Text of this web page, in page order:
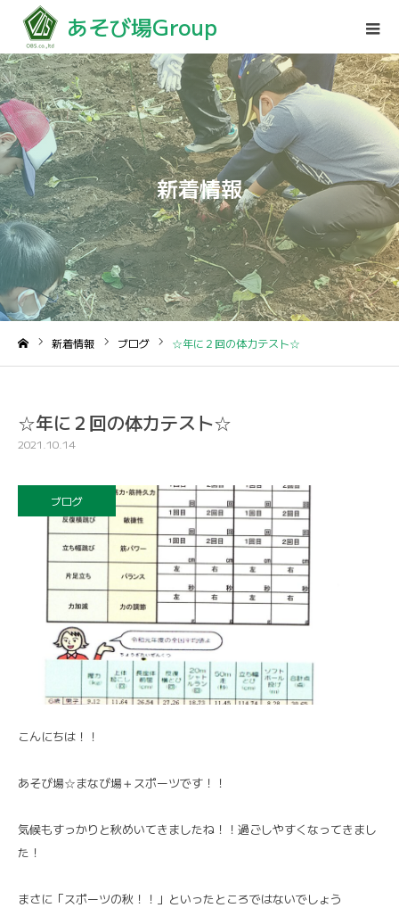
あそび場Group
新着情報
新着情報 ブログ ☆年に２回の体力テスト☆
☆年に２回の体力テスト☆
2021.10.14
ブログ
こんにちは！！
あそび場☆まなび場＋スポーツです！！
気候もすっかりと秋めいてきましたね！！過ごしやすくなってきまし
た！
まさに「スポーツの秋！！」といったところではないでしょう